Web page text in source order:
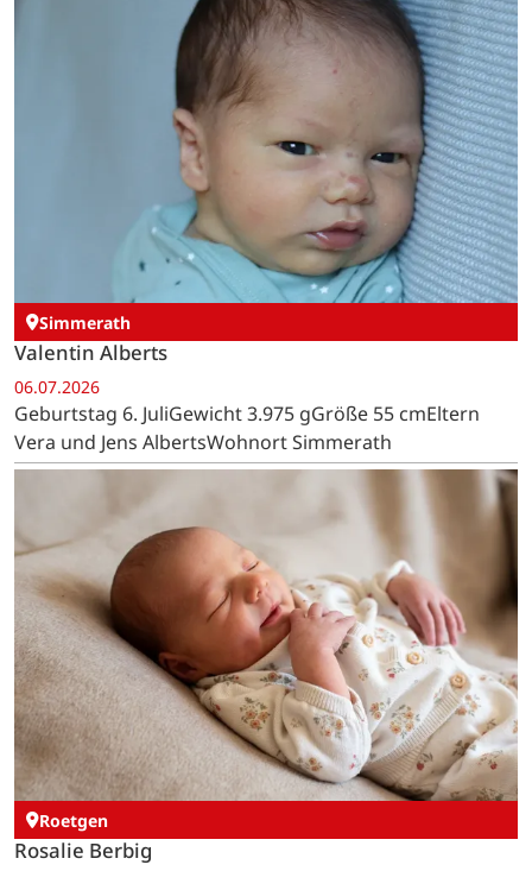
Simmerath
Valentin Alberts
06.07.2026
Geburtstag 6. JuliGewicht 3.975 gGröße 55 cmEltern
Vera und Jens AlbertsWohnort Simmerath
Roetgen
Rosalie Berbig